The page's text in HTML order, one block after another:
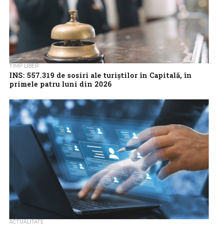
TIMP LIBER
INS: 557.319 de sosiri ale turiștilor în Capitală, în
primele patru luni din 2026
patru luni din 2026, de 557.319, cel mai mare număr de...
ACTUALITATE